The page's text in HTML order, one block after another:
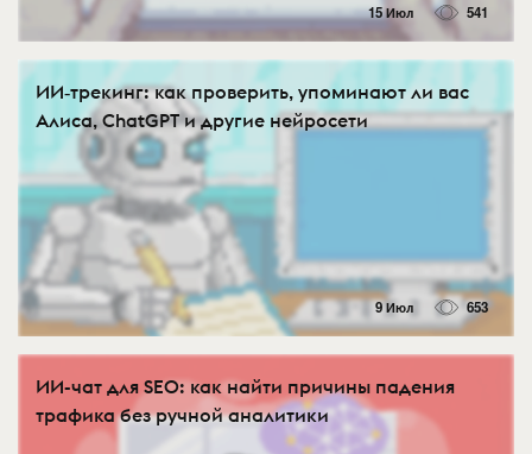
15 Июл 541
ИИ‑трекинг: как проверить, упоминают ли вас
Алиса, ChatGPT и другие нейросети
9 Июл 653
ИИ-чат для SEO: как найти причины падения
трафика без ручной аналитики